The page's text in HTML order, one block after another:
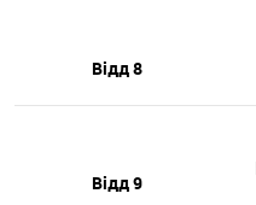
Відд 8
Відд 9